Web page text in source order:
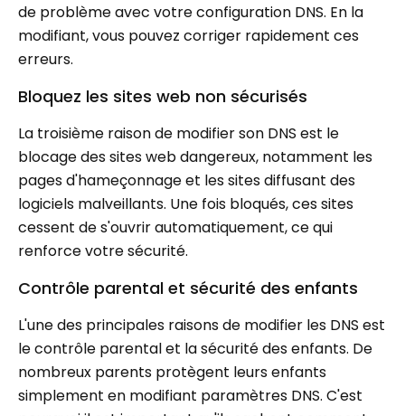
de problème avec votre configuration DNS. En la
modifiant, vous pouvez corriger rapidement ces
erreurs.
Bloquez les sites web non sécurisés
La troisième raison de modifier son DNS est le
blocage des sites web dangereux, notamment les
pages d'hameçonnage et les sites diffusant des
logiciels malveillants. Une fois bloqués, ces sites
cessent de s'ouvrir automatiquement, ce qui
renforce votre sécurité.
Contrôle parental et sécurité des enfants
L'une des principales raisons de modifier les DNS est
le contrôle parental et la sécurité des enfants. De
nombreux parents protègent leurs enfants
simplement en modifiant paramètres DNS. C'est